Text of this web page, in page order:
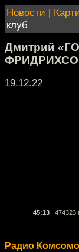
Новости |
клуб
Дмитрий
19.12.22
45:13 474323
Радио